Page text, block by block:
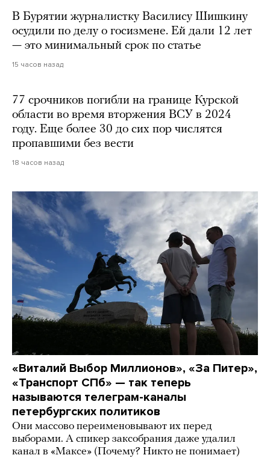
В Бурятии журналистку Василису Шишкину
осудили по делу о госизмене. Ей дали 12 лет
— это минимальный срок по статье
15 часов назад
77 срочников погибли на границе Курской
области во время вторжения ВСУ в 2024
году. Еще более 30 до сих пор числятся
пропавшими без вести
18 часов назад
«Виталий Выбор Миллионов», «За Питер»,
«Транспорт СПб» — так теперь
называются телеграм-каналы
петербургских политиков
Они массово переименовывают их перед
выборами. А спикер заксобрания даже удалил
канал в «Максе» (Почему? Никто не понимает)